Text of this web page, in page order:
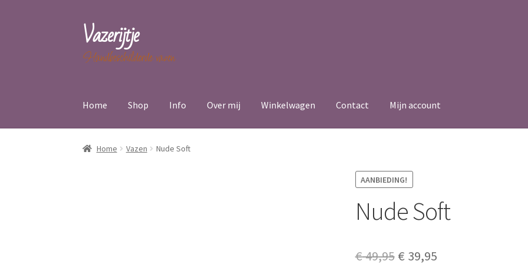
Ga
door
naar
Ga
naar
de
Vazerijtje
Handbeschilderde vazen
Home Shop Info Over mij Winkelwagen Contact Mijn account
Home Vazen Nude Soft
AANBIEDING!
Nude Soft
€49,95 Original
€ 39,95Current